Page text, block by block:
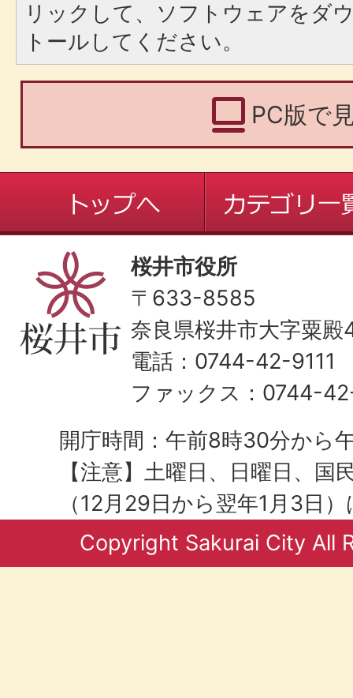
リックして、ソフトウェアをダ
トールしてください。
PC版で
桜井市役所
〒633-8585
奈良県桜井市大字粟
電話：0744-42-9111
ファックス：0744-
開庁時間：午前8時30分から
【注意】土曜日、日曜日、国
（12月29日から翌年1月3日
Copyright Sakurai City All